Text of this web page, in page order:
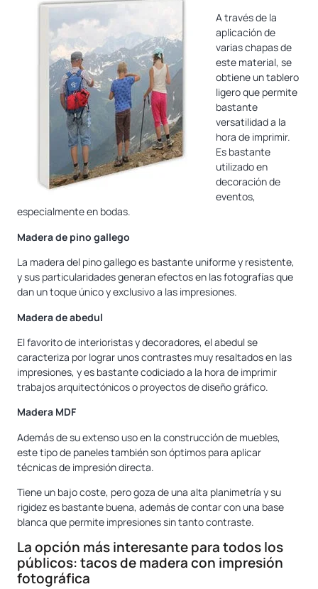
A través de la
aplicación de
varias chapas de
este material, se
obtiene un tablero
ligero que permite
bastante
versatilidad a la
hora de imprimir.
Es bastante
utilizado en
decoración de
eventos,
especialmente en bodas.
Madera de pino gallego
La madera del pino gallego es bastante uniforme y resistente,
y sus particularidades generan efectos en las fotografías que
dan un toque único y exclusivo a las impresiones.
Madera de abedul
El favorito de interioristas y decoradores, el abedul se
caracteriza por lograr unos contrastes muy resaltados en las
impresiones, y es bastante codiciado a la hora de imprimir
trabajos arquitectónicos o proyectos de diseño gráfico.
Madera MDF
Además de su extenso uso en la construcción de muebles,
este tipo de paneles también son óptimos para aplicar
técnicas de impresión directa.
Tiene un bajo coste, pero goza de una alta planimetría y su
rigidez es bastante buena, además de contar con una base
blanca que permite impresiones sin tanto contraste.
La opción más interesante para todos los
públicos: tacos de madera con impresión
fotográfica